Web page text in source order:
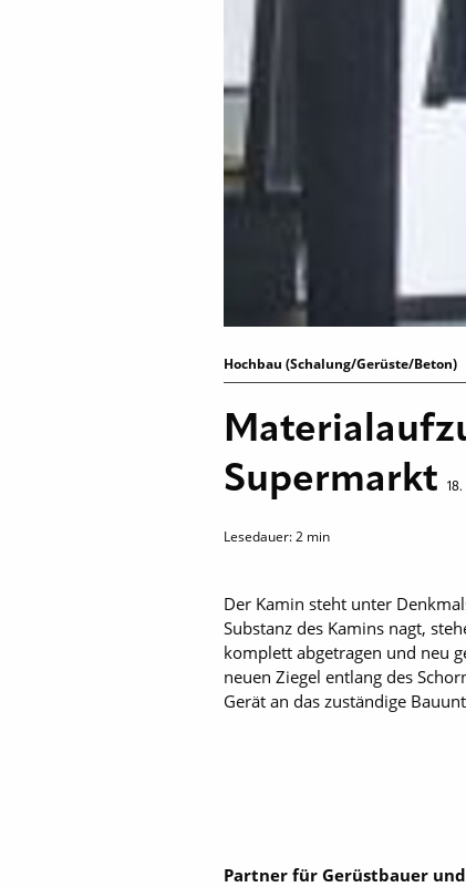
Hochbau (Schalung/Gerüste/Beton)
Supermarkt
Lesedauer:2 min
Der Kamin steht unter
Substanz des Kamins nagt,
komplett abgetragen und neu
neuen Ziegel entlang des
Gerät an das zuständige
Partner für Gerüstbauer